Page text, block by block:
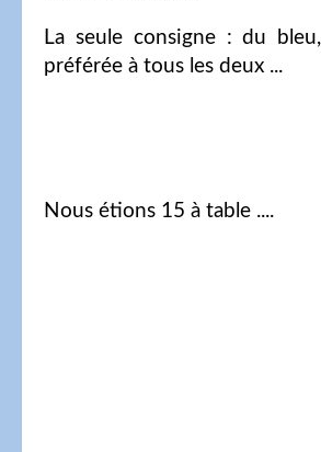
La seule consigne : du
préférée à tous les deux ...
Nous étions 15 à table ....